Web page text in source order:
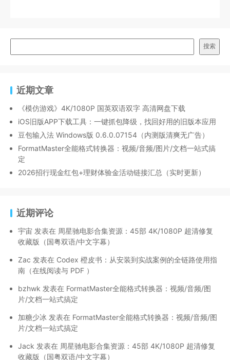
搜索
近期文章
《模仿游戏》4K/1080P 国英双语双字 高清网盘下载
iOS旧版APP下载工具：一键抓包降级，找回好用的旧版本应用
豆包输入法 Windows版 0.6.0.07154（内测版清爽无广告）
FormatMaster全能格式转换器：视频/音频/图片/文档一站式搞
定
2026招行现金红包+理财体验金活动链接汇总（实时更新）
近期评论
宇宙 发表在 周星驰电影合集资源：45部 4K/1080P 超清修复
收藏版（国粤双语/中文字幕）
Zac 发表在 Codex 橙皮书：从安装到实战案例的全链路使用指
南（在线阅读与 PDF ）
bzhwk 发表在 FormatMaster全能格式转换器：视频/音频/图
片/文档一站式搞定
加糖少冰 发表在 FormatMaster全能格式转换器：视频/音频/图
片/文档一站式搞定
Jack 发表在 周星驰电影合集资源：45部 4K/1080P 超清修复
收藏版（国粤双语/中文字幕）